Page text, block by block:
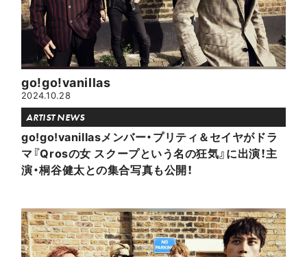
go!go!vanillas
2024.10.28
ARTIST NEWS
go!go!vanillasメンバー・プリティ＆セイヤがドラ
マ『Qrosの女 スクープという名の狂気』に出演！主
演・桐谷健太との集合写真も公開！